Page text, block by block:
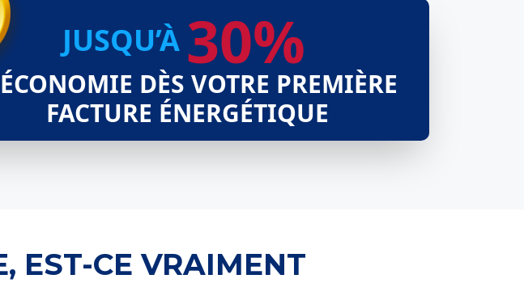
JUSQU’À 30%
DÈS VOTRE PREMIÈRE
FACTURE ÉNERGÉTIQUE
EST-CE VRAIMENT